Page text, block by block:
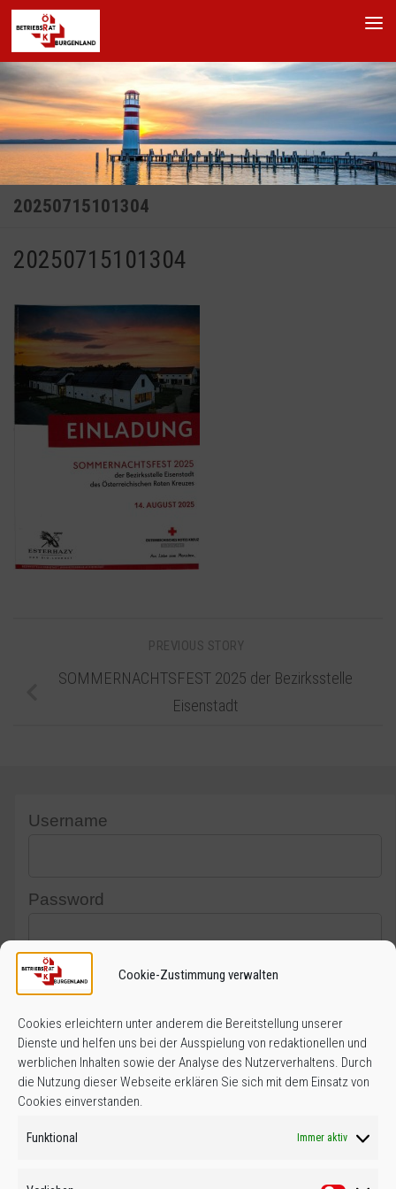
Cookie-Zustimmung verwalten
Cookies erleichtern unter anderem die Bereitstellung unserer
Dienste und helfen uns bei der Ausspielung von redaktionellen und
werblichen Inhalten sowie der Analyse des Nutzerverhaltens. Durch
die Nutzung dieser Webseite erklären Sie sich mit dem Einsatz von
Cookies einverstanden.
Funktional Immer aktiv
Skip to content
20250715101304
20250715101304
PREVIOUS STORY
SOMMERNACHTSFEST 2025 der Bezirksstelle
Eisenstadt
Username
Password
Captcha
Remember Me